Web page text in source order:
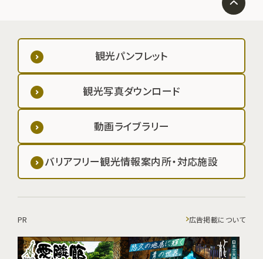
観光パンフレット
観光写真ダウンロード
動画ライブラリー
バリアフリー観光情報案内所・対応施設
PR 広告掲載について